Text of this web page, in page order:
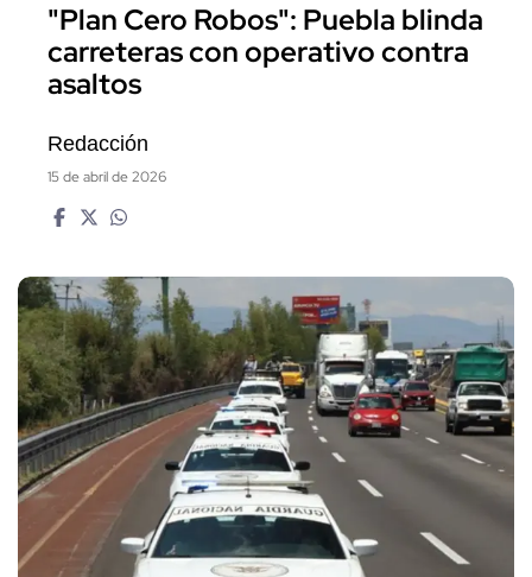
"Plan Cero Robos": Puebla blinda
carreteras con operativo contra
asaltos
Redacción
15 de abril de 2026